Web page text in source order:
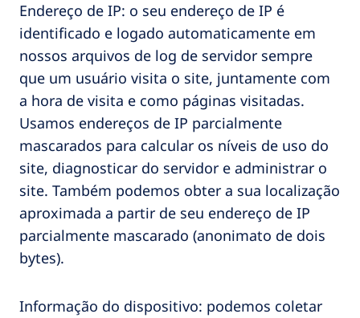
Endereço de IP: o seu endereço de IP é
identificado e logado automaticamente em
nossos arquivos de log de servidor sempre
que um usuário visita o site, juntamente com
a hora de visita e como páginas visitadas.
Usamos endereços de IP parcialmente
mascarados para calcular os níveis de uso do
site, diagnosticar do servidor e administrar o
site. Também podemos obter a sua localização
aproximada a partir de seu endereço de IP
parcialmente mascarado (anonimato de dois
bytes).
Informação do dispositivo: podemos coletar